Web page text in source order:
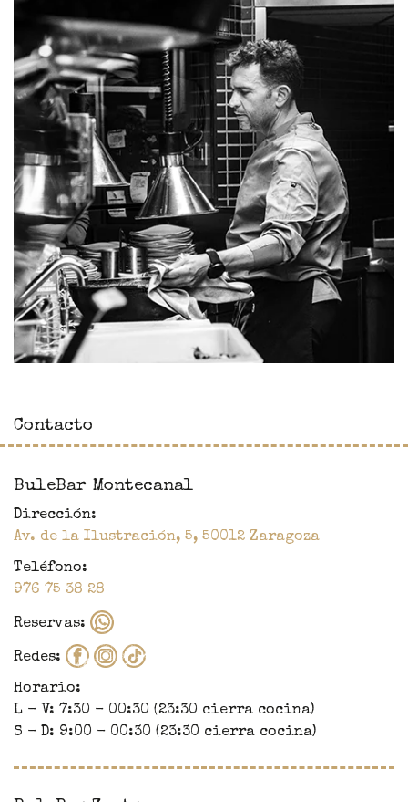
Contacto
BuleBar Montecanal
Dirección:
Av. de la Ilustración, 5, 50012 Zaragoza
Teléfono:
976 75 38 28
Reservas:
Redes:
Horario:
L - V: 7:30 - 00:30 (23:30 cierra cocina)
S - D: 9:00 - 00:30 (23:30 cierra cocina)